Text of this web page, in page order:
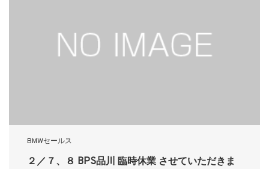
BMWセールス
２／７、８ BPS品川 臨時休業 させていただきま